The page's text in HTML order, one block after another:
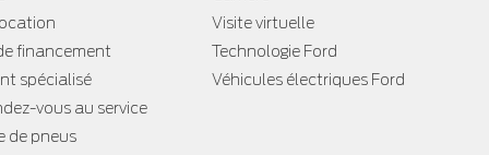
financement
spécialisé
vous au service
de pneus
Visite virtuelle
Technologie Ford
Véhicules électriques Ford